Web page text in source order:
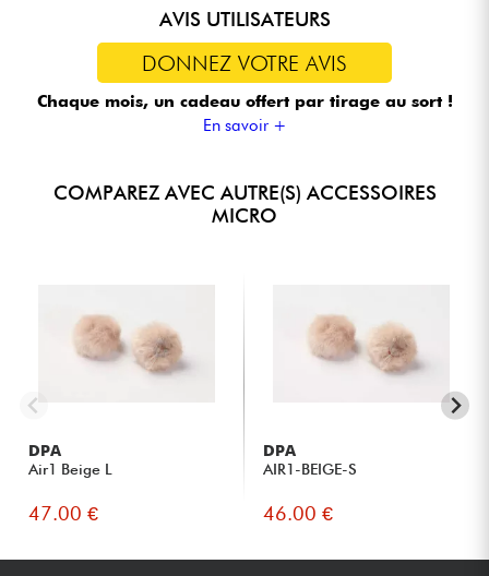
AVIS UTILISATEURS
DONNEZ VOTRE AVIS
Chaque mois, un cadeau offert par tirage au sort !
En savoir +
COMPAREZ AVEC AUTRE(S) ACCESSOIRES
MICRO
DPA
Air1 Beige L
47.00 €
DPA
AIR1-BEIGE-S
46.00 €